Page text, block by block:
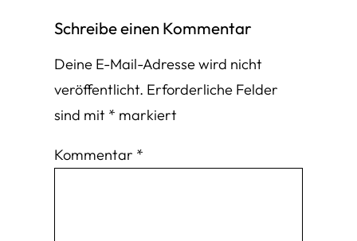
Schreibe einen Kommentar
Deine E-Mail-Adresse wird nicht
veröffentlicht. Erforderliche Felder
sind mit * markiert
Kommentar *